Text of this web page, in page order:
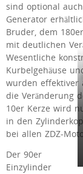
sind optional
Generator
Bruder, dem
mit deutlichen
Wesentliche
Kurbelgehäuse
wurden effektiver
die Veränderung
10er Kerze wird
in den
bei allen ZDZ-
Der 90er
Einzylinder